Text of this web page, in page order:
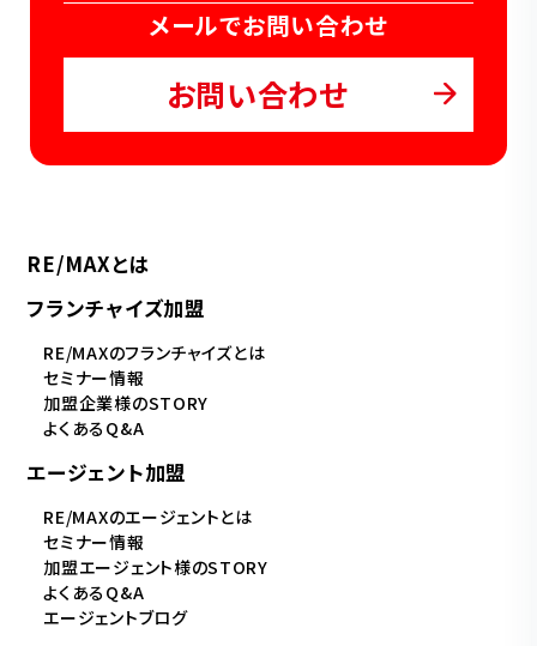
メールでお問い合わせ
お問い合わせ
RE/MAXとは
フランチャイズ加盟
RE/MAXのフランチャイズとは
セミナー情報
加盟企業様のSTORY
よくあるQ&A
エージェント加盟
RE/MAXのエージェントとは
セミナー情報
加盟エージェント様のSTORY
よくあるQ&A
エージェントブログ